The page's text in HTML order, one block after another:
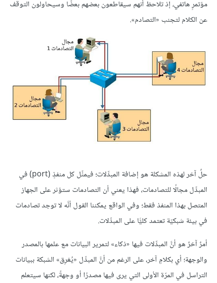
مؤتمرٍ هاتفي، إذ تلاحظ أنهم سيقاطعون بعضهم بعضًا وسيحاولون التوقف
عن الكلام لتجنب «التصادم».
حلٌ آخر لهذه المشكلة هو إضافة المبدِّلات؛ فيمثِّل كل منفذٍ (port) في
المبدِّل مجالًا للتصادمات، فهذا يعني أن التصادمات ستؤثر على الجهاز
المتصل بهذا المنفذ فقط؛ وفي الواقع يمكننا القول أنَّه لا توجد تصادمات
في بيئة شبكيّة تعتمد كليًّا على المبدِّلات.
أمرٌ آخرٌ هو أنَّ المبدِّلات فيها «ذكاء» لتمرير البيانات مع علمها بالمصدر
والوجهة؛ أي بكلامٍ آخر، على الرغم من أنَّ المبدِّل «يُغرِق» الشبكة ببيانات
التراسل في المرّة الأولى التي يرى فيها مصدرًا أو وجهةً، لكنها سيتعلم